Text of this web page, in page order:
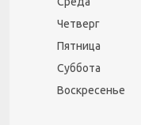
Четверг
Пятница
Суббота
Воскресенье